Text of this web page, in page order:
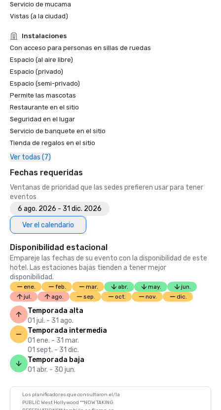
Servicio de mucama
Vistas (a la ciudad)
Instalaciones
Con acceso para personas en sillas de ruedas
Espacio (al aire libre)
Espacio (privado)
Espacio (semi-privado)
Permite las mascotas
Restaurante en el sitio
Seguridad en el lugar
Servicio de banquete en el sitio
Tienda de regalos en el sitio
Ver todas (7)
Fechas requeridas
Ventanas de prioridad que las sedes prefieren usar para tener
eventos
6 ago. 2026 - 31 dic. 2026
Ver el calendario
Disponibilidad estacional
Empareje las fechas de su evento con la disponibilidad de este
hotel. Las estaciones bajas tienden a tener mejor
disponibilidad.
ene. feb. mar. abr. may.
jun.
jul.
ago. sep. oct. nov. dic.
Temporada alta
01 jul. - 31 ago.
Temporada intermedia
01 ene. - 31 mar.
01 sept. - 31 dic.
Temporada baja
01 abr. - 30 jun.
Los planificadores que consultaron el/la
PUBLIC West Hollywood **NOW TAKING